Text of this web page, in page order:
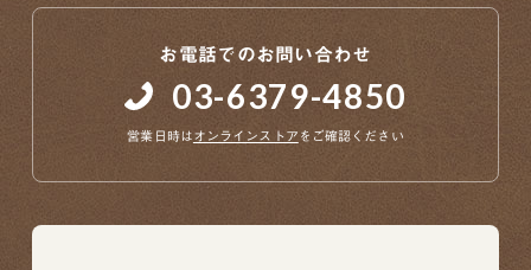
お電話でのお問い合わせ
03-6379-4850
営業日時はオンラインストア をご確認ください